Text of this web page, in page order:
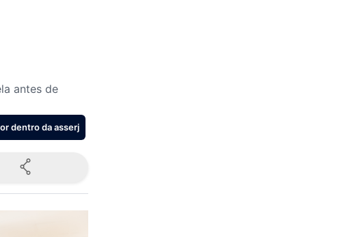
antes de
dentro da asserj